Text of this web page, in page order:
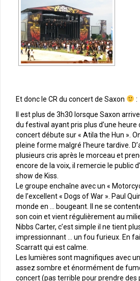
Et donc le CR du concert de Saxon
:
Il est plus de 3h30 lorsque Saxon
du festival ayant pris plus d’une
concert débute sur « Atila the Hun ».
pleine forme malgré l’heure tardive.
plusieurs cris après le morceau et
encore de la voix, il remercie le public
show de Kiss.
Le groupe enchaîne avec un «
de l’excellent « Dogs of War ». Paul
monde en … bougeant. Il ne se
son coin et vient régulièrement au
Nibbs Carter, c’est simple il ne tient
impressionnant … un fou furieux. En
Scarratt qui est calme.
Les lumières sont magnifiques avec
assez sombre et énormément de
concert (pas terrible pour prendre des